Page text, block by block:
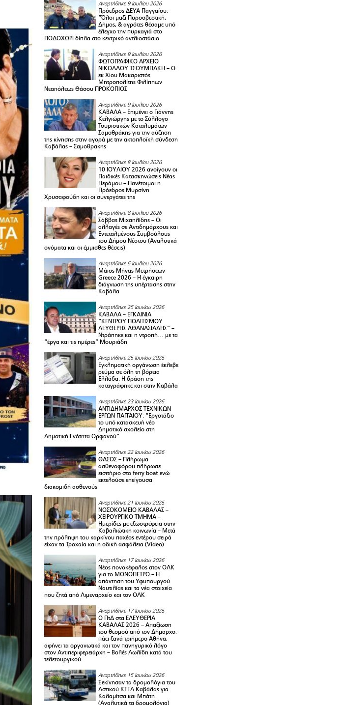
Αναρτήθηκε 9 Ιουλίου 2026
Πρόεδρος ΔΕΥΑ Παγγαίου:
“Όλοι μαζί Πυροσβεστική,
Δήμος, & αγρότες θέσαμε υπό
έλεγχο την πυρκαγιά στο
ΠΟΔΟΧΩΡΙ δίπλα στο κεντρικό αντλιοστάσιο
Αναρτήθηκε 9 Ιουλίου 2026
ΦΩΤΟΓΡΑΦΙΚΟ ΑΡΧΕΙΟ
ΝΙΚΟΛΑΟΥ ΤΣΟΥΜΠΑΚΗ – Ο
εκ Χίου Μακαριστός
Μητροπολίτης Φιλίππων
Νεαπόλεως Θάσου ΠΡΟΚΟΠΙΟΣ
Αναρτήθηκε 9 Ιουλίου 2026
ΚΑΒΑΛΑ – Επιμένει ο Γιάννης
Κελγιώργης με το Σύλλογο
Τουριστικών Καταλυμάτων
Σαμοθράκης για την αύξηση
της κίνησης στην αγορά με την ακτοπλοϊκή σύνδεση
Καβάλας – Σαμοθρακης
Αναρτήθηκε 8 Ιουλίου 2026
10 ΙΟΥΛΙΟΥ 2026 ανοίγουν οι
Παιδικές Κατασκηνώσεις Νέας
Περάμου – Πανέτοιμοι η
Πρόεδρος Μυρσίνη
Χρυσαφούδη και οι συνεργάτες της
Αναρτήθηκε 8 Ιουλίου 2026
Σάββας Μιχαηλίδης – Οι
αλλαγές σε Αντιδημάρχους και
Εντεταλμένους Συμβούλους
του Δήμου Νέστου (Αναλυτικά
ονόματα και οι έμμισθες θέσεις)
Αναρτήθηκε 6 Ιουλίου 2026
Μάιος Μήνας Μετρήσεων
Greece 2026 – H έγκαιρη
διάγνωση της υπέρτασης στην
Καβάλα
Αναρτήθηκε 25 Ιουνίου 2026
ΚΑΒΑΛΑ – ΕΓΚΑΙΝΙΑ
“ΚΕΝΤΡΟΥ ΠΟΛΙΤΙΣΜΟΥ
ΛΕΥΘΕΡΗΣ ΑΘΑΝΑΣΙΑΔΗΣ” –
Ντράπηκε και η ντροπή… με τα
“έργα και τις ημέρες” Μουριάδη
Αναρτήθηκε 25 Ιουνίου 2026
Εγκληματική οργάνωση έκλεβε
ρεύμα σε όλη τη βόρεια
Ελλάδα. Η δράση της
καταγράφηκε και στην Καβάλα
Αναρτήθηκε 23 Ιουνίου 2026
ΑΝΤΙΔΗΜΑΡΧΟΣ ΤΕΧΝΙΚΩΝ
ΕΡΓΩΝ ΠΑΓΓΑΙΟΥ: “Εργοτάξιο
το υπό κατασκευή νέο
Δημοτικό σχολείο στη
Δημοτική Ενότητα Ορφανού”
Αναρτήθηκε 22 Ιουνίου 2026
ΘΑΣΟΣ – Πλήρωμα
ασθενοφόρου πλήρωσε
εισιτήριο στο ferry boat ενώ
εκτελούσε επείγουσα
διακομιδή ασθενούς
Αναρτήθηκε 21 Ιουνίου 2026
ΝΟΣΟΚΟΜΕΙΟ ΚΑΒΑΛΑΣ –
ΧΕΙΡΟΥΡΓΙΚΟ ΤΜΗΜΑ –
Ημερίδες με εξωστρέφεια στην
Καβαλιώτικη κοινωνία – Μετά
την πρόληψη του καρκίνου παχέος εντέρου σειρά
είχαν τα Τροχαία και η οδική ασφάλεια (Video)
Αναρτήθηκε 17 Ιουνίου 2026
Νέος πονοκέφαλος στον ΟΛΚ
για το ΜΟΝΟΠΕΤΡΟ – Η
απάντηση του Υφυπουργού
Ναυτιλίας και τα νέα στοιχεία
που ζητά από Λιμεναρχείο και τον ΟΛΚ
Αναρτήθηκε 17 Ιουνίου 2026
Ο ΠτΔ στα ΕΛΕΥΘΕΡΙΑ
ΚΑΒΑΛΑΣ 2026 – Απαξίωση
του θεσμού από τον Δήμαρχο,
πάει ξανά τριήμερο Αθήνα,
αφήνει τα οργανωτικά και τον πανηγυρικό λόγο
στον Αντιπεριφερειάρχη – Βολές Λωλίδη κατά του
τελετουργικού
Αναρτήθηκε 15 Ιουνίου 2026
Ξεκίνησαν τα δρομολόγια του
Αστικού ΚΤΕΛ Καβάλας για
Καλαμίτσα και Μπάτη
(Αναλυτικά τα δρομολόγια)